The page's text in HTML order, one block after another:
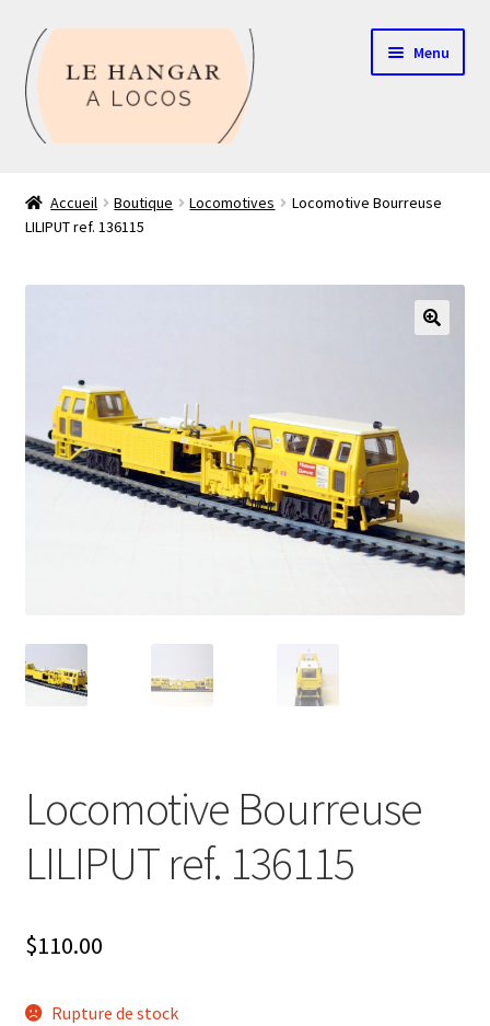
Aller
à
la
navigation
Aller
au
contenu
Menu
Boutique
Mon compte
Echelle N
Glossaire
Accueil Boutique Locomotives
Locomotive Bourreuse
LILIPUT ref. 136115
Locomotive Bourreuse
LILIPUT ref. 136115
$110.00
Rupture de stock